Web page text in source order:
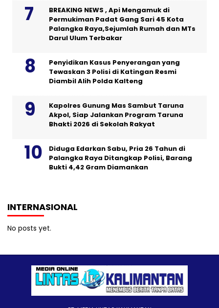
BREAKING NEWS , Api Mengamuk di
Permukiman Padat Gang Sari 45 Kota
Palangka Raya,Sejumlah Rumah dan MTs
Darul Ulum Terbakar
Penyidikan Kasus Penyerangan yang
Tewaskan 3 Polisi di Katingan Resmi
Diambil Alih Polda Kalteng
Kapolres Gunung Mas Sambut Taruna
Akpol, Siap Jalankan Program Taruna
Bhakti 2026 di Sekolah Rakyat
Diduga Edarkan Sabu, Pria 26 Tahun di
Palangka Raya Ditangkap Polisi, Barang
Bukti 4,42 Gram Diamankan
INTERNASIONAL
No posts yet.